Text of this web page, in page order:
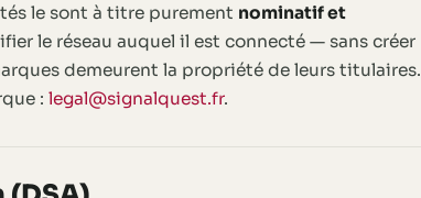
le sont à titre purement nominatif et
le réseau auquel il est connecté — sans créer
demeurent la propriété de leurs titulaires.
: legal@signalquest.fr.